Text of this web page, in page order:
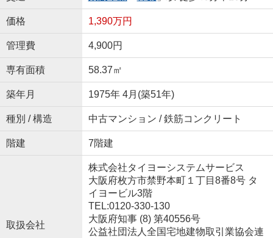
価格 1,390万円
管理費 4,900円
専有面積 58.37㎡
築年月 1975年 4月(築51年)
種別 / 構造 中古マンション / 鉄筋コンクリート
階建 7階建
取扱会社
株式会社タイヨーシステムサービス
大阪府枚方市禁野本町１丁目8番8号 タ
イヨービル3階
TEL:0120-330-130
大阪府知事 (8) 第40556号
公益社団法人全国宅地建物取引業協会連